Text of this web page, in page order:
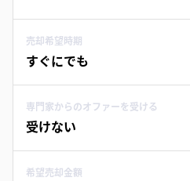
売却希望時期
すぐにでも
専門家からのオファーを受ける
受けない
希望売却金額